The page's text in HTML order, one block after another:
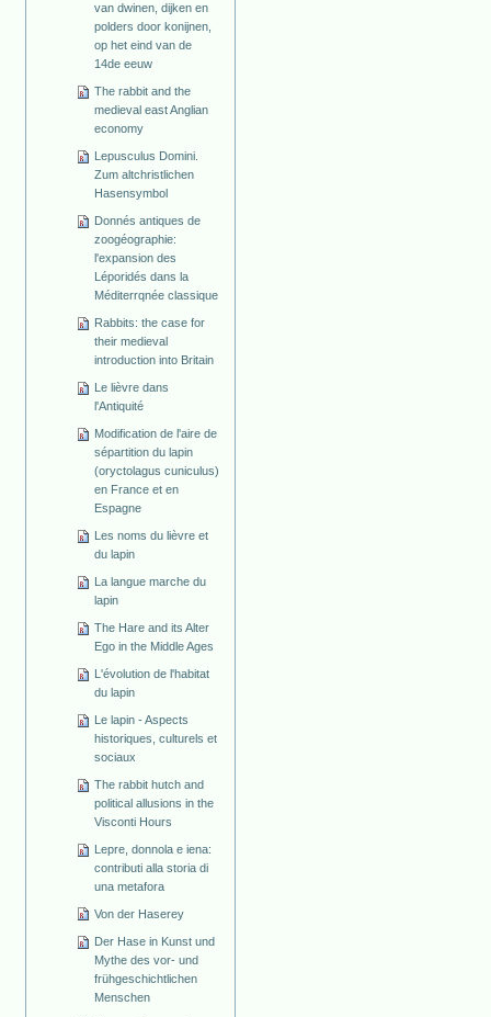
van dwinen, dijken en
polders door konijnen,
op het eind van de
14de eeuw
The rabbit and the
medieval east Anglian
economy
Lepusculus Domini.
Zum altchristlichen
Hasensymbol
Donnés antiques de
zoogéographie:
l'expansion des
Léporidés dans la
Méditerrqnée classique
Rabbits: the case for
their medieval
introduction into Britain
Le lièvre dans
l'Antiquité
Modification de l'aire de
sépartition du lapin
(oryctolagus cuniculus)
en France et en
Espagne
Les noms du lièvre et
du lapin
La langue marche du
lapin
The Hare and its Alter
Ego in the Middle Ages
L'évolution de l'habitat
du lapin
Le lapin - Aspects
historiques, culturels et
sociaux
The rabbit hutch and
political allusions in the
Visconti Hours
Lepre, donnola e iena:
contributi alla storia di
una metafora
Von der Haserey
Der Hase in Kunst und
Mythe des vor- und
frühgeschichtlichen
Menschen